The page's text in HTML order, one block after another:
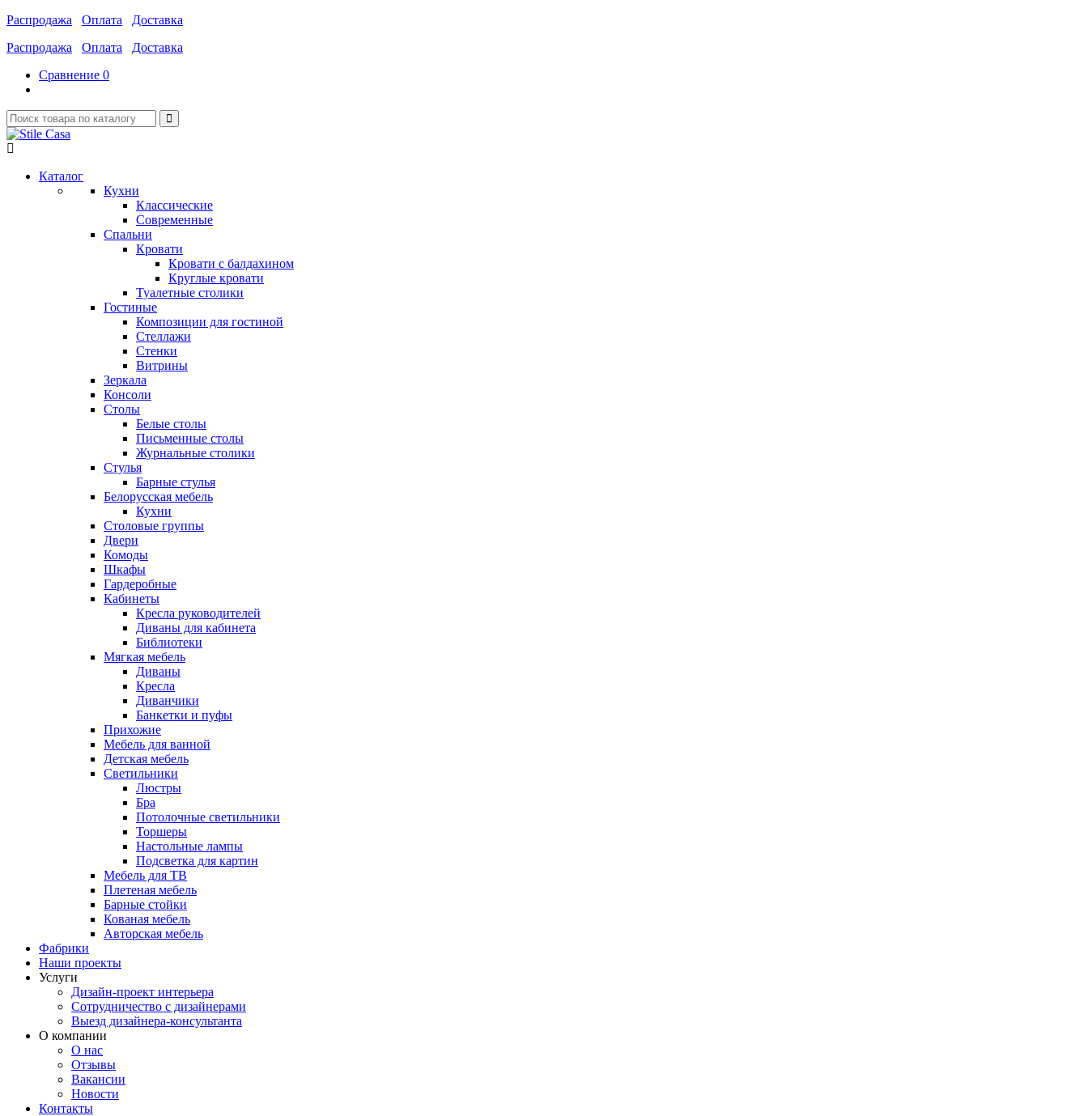
Распродажа Оплата
Доставка
Распродажа
Оплата
Доставка
Сравнение 0
Каталог
Кухни
Классические
Современные
Спальни
Кровати
Кровати с балдахином
Круглые кровати
Туалетные столики
Гостиные
Композиции для гостиной
Стеллажи
Стенки
Витрины
Зеркала
Консоли
Столы
Белые столы
Письменные столы
Журнальные столики
Стулья
Барные стулья
Белорусская мебель
Кухни
Столовые группы
Двери
Комоды
Шкафы
Гардеробные
Кабинеты
Кресла руководителей
Диваны для кабинета
Библиотеки
Мягкая мебель
Диваны
Кресла
Диванчики
Банкетки и пуфы
Прихожие
Мебель для ванной
Детская мебель
Светильники
Люстры
Бра
Потолочные светильники
Торшеры
Настольные лампы
Подсветка для картин
Мебель для ТВ
Плетеная мебель
Барные стойки
Кованая мебель
Авторская мебель
Фабрики
Наши проекты
Услуги
Дизайн-проект интерьера
Сотрудничество с дизайнерами
Выезд дизайнера-консультанта
О компании
О нас
Отзывы
Вакансии
Новости
Контакты